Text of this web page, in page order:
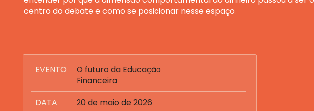
centro do debate e como se posicionar nesse espaço.
EVENTO
DATA
O futuro da Educação
Financeira
20 de maio de 2026